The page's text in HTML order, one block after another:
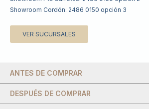
Showroom Cordón: 2486 0150 opción 3
VER SUCURSALES
DESPUÉS DE COMPRAR
ANTES DE COMPRAR